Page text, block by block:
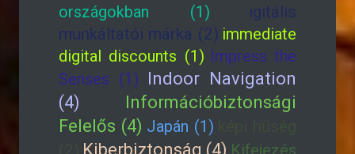
országokban (1)
igitális
munkáltatói márka (2) immediate
digital discounts (1) Impress the
Senses (1) Indoor Navigation
(4)
Információbiztonsági
Felelős (4) Japán (1)
Kiberbiztonság (4) Kifejezés